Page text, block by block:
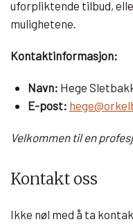
uforpliktende tilbud,
mulighetene.
Kontaktinformasjon:
Navn: Hege
E-post:
Velkommen til en
Kontakt oss
Ikke nøl med å ta